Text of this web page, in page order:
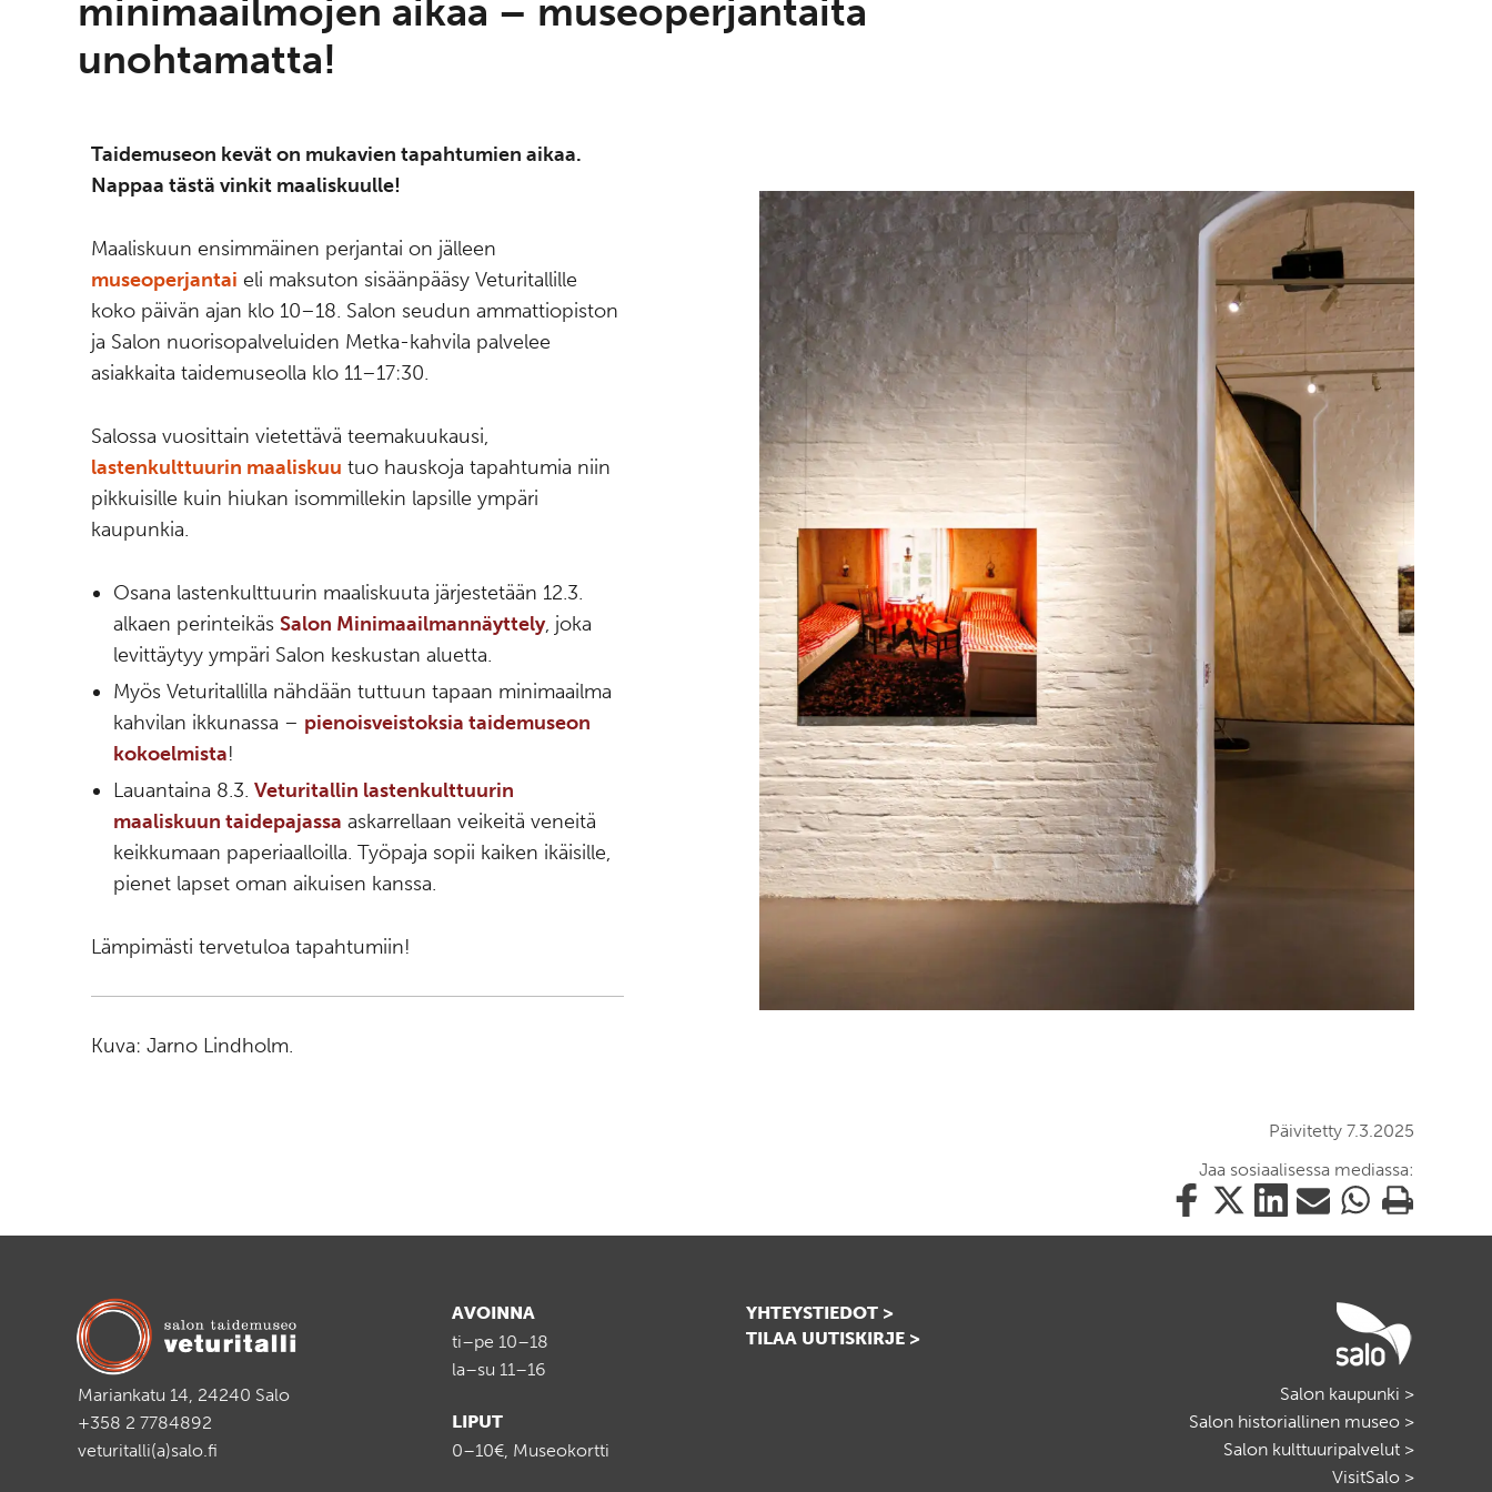
minimaailmojen aikaa – museoperjantaita
unohtamatta!
Taidemuseon kevät on mukavien tapahtumien aikaa.
Nappaa tästä vinkit maaliskuulle!
Maaliskuun ensimmäinen perjantai on jälleen
museoperjantai eli maksuton sisäänpääsy Veturitallille
koko päivän ajan klo 10–18. Salon seudun ammattiopiston
ja Salon nuorisopalveluiden Metka-kahvila palvelee
asiakkaita taidemuseolla klo 11–17:30.
Salossa vuosittain vietettävä teemakuukausi,
lastenkulttuurin maaliskuu tuo hauskoja tapahtumia niin
pikkuisille kuin hiukan isommillekin lapsille ympäri
kaupunkia.
Osana lastenkulttuurin maaliskuuta järjestetään 12.3.
alkaen perinteikäsSalon Minimaailmannäyttely, joka
levittäytyy ympäri Salon keskustan aluetta.
Myös Veturitallilla nähdään tuttuun tapaan minimaailma
kahvilan ikkunassa – pienoisveistoksia taidemuseon
kokoelmista!
Lauantaina 8.3.Veturitallin lastenkulttuurin
maaliskuun taidepajassa askarrellaan veikeitä veneitä
keikkumaan paperiaalloilla. Työpaja sopii kaiken ikäisille,
pienet lapset oman aikuisen kanssa.
Lämpimästi tervetuloa tapahtumiin!
Kuva: Jarno Lindholm.
Päivitetty 7.3.2025
Jaa sosiaalisessa mediassa:
Jaa
tämä
Jaa
Jaa
tämä
Jaa
Jaa
Tulosta
Mariankatu 14, 24240 Salo
+358 2 7784892
veturitalli(a)salo.fi
AVOINNA
ti–pe 10–18
la–su 11–16
LIPUT
0–10€, Museokortti
YHTEYSTIEDOT >
TILAA UUTISKIRJE >
Salon kaupunki >
Salon historiallinen museo >
Salon kulttuuripalvelut >
VisitSalo >